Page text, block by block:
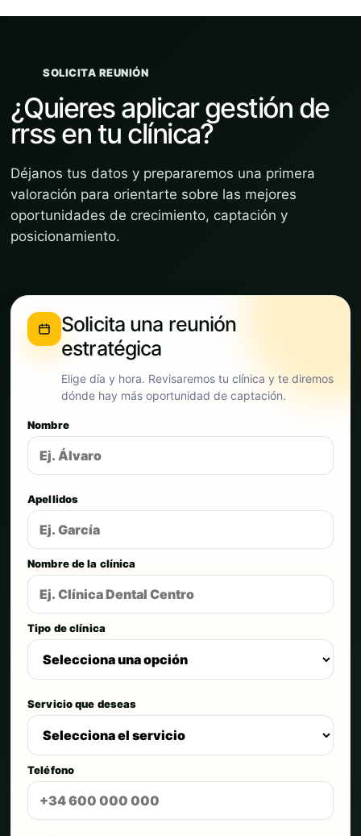
SOLICITA REUNIÓN
¿Quieres aplicar gestión de
rrss en tu clínica?
Déjanos tus datos y prepararemos una primera
valoración para orientarte sobre las mejores
oportunidades de crecimiento, captación y
posicionamiento.
Solicita una reunión
estratégica
Elige día y hora. Revisaremos tu clínica y te diremos
dónde hay más oportunidad de captación.
Nombre
Apellidos
Nombre de la clínica
Tipo de clínica
Servicio que deseas
Teléfono